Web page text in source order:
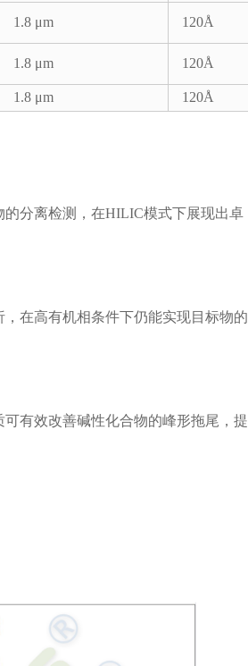
1.8 μm 120Å
1.8 μm 120Å
1.8 μm 120Å
分离检测，在HILIC模式下展现出卓
在高有机相条件下仍能实现目标物的
有效改善碱性化合物的峰形拖尾，提